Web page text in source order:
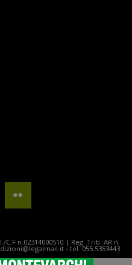
n.02314000510 | Reg. Trib. AR n.
- tel. 055.5353443